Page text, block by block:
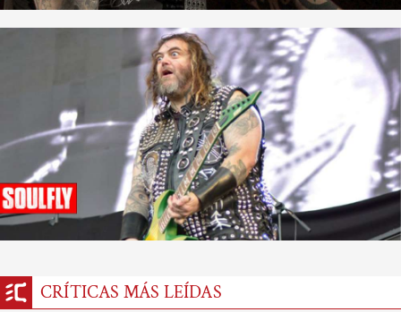
CRÍTICAS MÁS LEÍDAS